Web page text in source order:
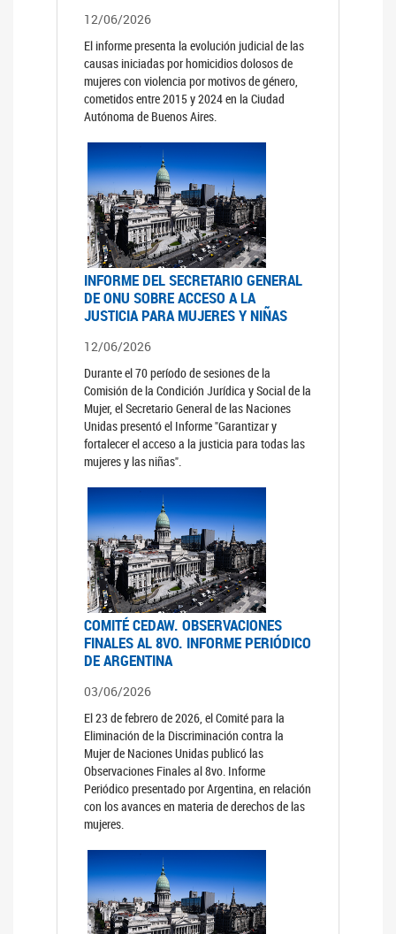
12/06/2026
El informe presenta la evolución judicial de las
causas iniciadas por homicidios dolosos de
mujeres con violencia por motivos de género,
cometidos entre 2015 y 2024 en la Ciudad
Autónoma de Buenos Aires.
INFORME DEL SECRETARIO GENERAL
DE ONU SOBRE ACCESO A LA
JUSTICIA PARA MUJERES Y NIÑAS
12/06/2026
Durante el 70 período de sesiones de la
Comisión de la Condición Jurídica y Social de la
Mujer, el Secretario General de las Naciones
Unidas presentó el Informe "Garantizar y
fortalecer el acceso a la justicia para todas las
mujeres y las niñas".
COMITÉ CEDAW. OBSERVACIONES
FINALES AL 8VO. INFORME PERIÓDICO
DE ARGENTINA
03/06/2026
El 23 de febrero de 2026, el Comité para la
Eliminación de la Discriminación contra la
Mujer de Naciones Unidas publicó las
Observaciones Finales al 8vo. Informe
Periódico presentado por Argentina, en relación
con los avances en materia de derechos de las
mujeres.